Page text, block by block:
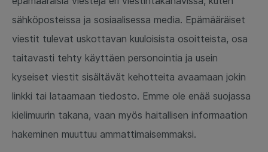
sähköposteissa ja sosiaalisessa media. Epämääräiset
viestit tulevat uskottavan kuuloisista osoitteista, osa
taitavasti tehty käyttäen personointia ja usein
kyseiset viestit sisältävät kehotteita avaamaan jokin
linkki tai lataamaan tiedosto. Emme ole enää suojassa
kielimuurin takana, vaan myös haitallisen informaation
hakeminen muuttuu ammattimaisemmaksi.